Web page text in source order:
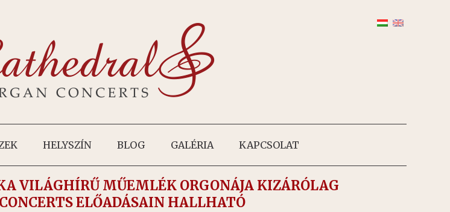
HELYSZÍN BLOG GALÉRIA KAPCSOLAT
VILÁGHÍRŰ MŰEMLÉK ORGONÁJA KIZÁRÓLAG
ELŐADÁSAIN HALLHATÓ